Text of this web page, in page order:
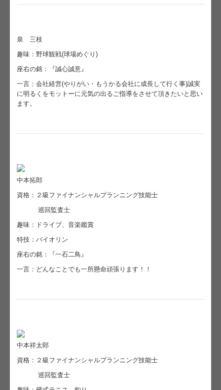
泉 三枝
趣味：野球観戦(球場めぐり)
座右の銘：『誠心誠意』
一言：会社経営(やりがい・もうかる会社に成長して行く事)誠実
に明るくをモットーに元気の出るご指導をさせて頂きたいと思い
ます。
中本拓郎
資格：２級ファイナンシャルプランニング技能士
巡回監査士
趣味：ドライブ、音楽鑑賞
特技：バイオリン
座右の銘：『一石二鳥』
一言：どんなことでも一所懸命頑張ります！！
中本祥太郎
資格：２級ファイナンシャルプランニング技能士
巡回監査士